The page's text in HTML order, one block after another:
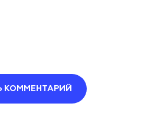
КОММЕНТАРИЙ